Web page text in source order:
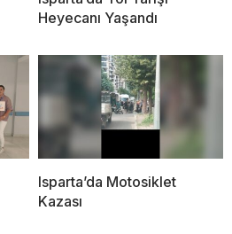
Heyecanı Yaşandı
Isparta’da Motosiklet
Kazası